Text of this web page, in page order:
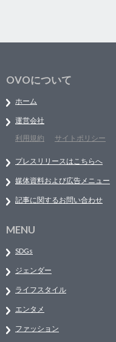
OVOについて
ホーム
運営会社
利用規約
サイトポリシー
プレスリリースはこちらへ
媒体資料および広告メニュー
記事に関するお問い合わせ
MENU
SDGs
ジェンダー
ライフスタイル
エンタメ
ファッション